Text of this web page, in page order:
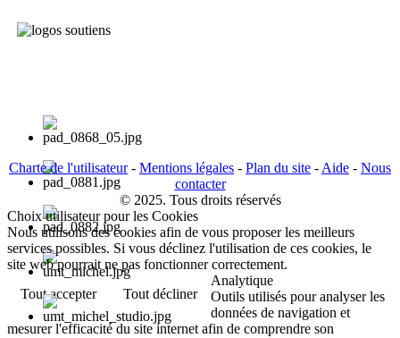
Charte de l'utilisateur- Mentions légales - Plan du site - Aide - Nous
contacter
© 2025. Tous droits réservés
Choix utilisateur pour les Cookies
Nous utilisons des cookies afin de vous proposer les meilleurs
services possibles. Si vous déclinez l'utilisation de ces cookies, le
site web pourrait ne pas fonctionner correctement.
Tout accepter
Tout décliner
Analytique
Outils utilisés pour analyser les
données de navigation et
mesurer l'efficacité du site internet afin de comprendre son